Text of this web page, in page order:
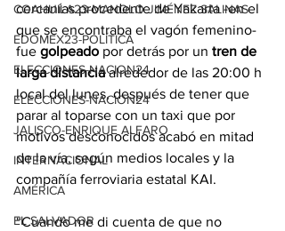
COAHUILA23-MANOLO JIMÉNEZ SALINAS
EDOMEX23-POLÍTICA
ELECCIONES-NACION24
ELECCIONES-NACION24
JALISCO-ENRIQUE ALFARO
INTERNACIONAL
AMÉRICA
EL SALVADOR
cercanías procedente de Yakarta -en el
que se encontraba el vagón femenino-
fue golpeado por detrás por un tren de
larga distancia alrededor de las 20:00 h
local del lunes, después de tener que
parar al toparse con un taxi que por
motivos desconocidos acabó en mitad
de la vía, según medios locales y la
compañía ferroviaria estatal KAI.
“Cuando me di cuenta de que no